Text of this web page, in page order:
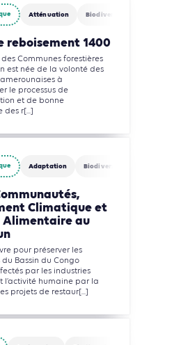
Atténuation Biodiversité
reboisement 1400
des Communes forestières
est née de la volonté des
à
le processus de
et de bonne
des r[...]
Adaptation Biodiversité
Climatique et
Alimentaire au
pour préserver les
du Bassin du Congo
par les industries
l’activité humaine par la
projets de restaur[...]